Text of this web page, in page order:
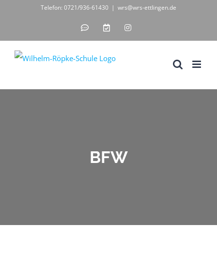
springen
Telefon: 0721/936-61430 | wrs@wrs-ettlingen.de
IServ
unsere
IT-
WebUntis
digitales
Instagram
BFW